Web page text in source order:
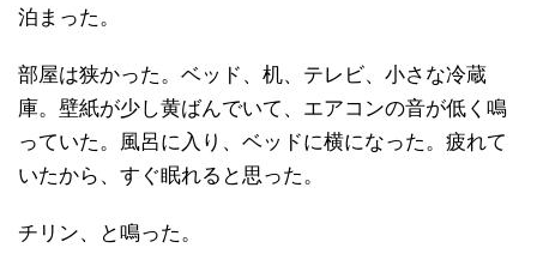
泊まった。
部屋は狭かった。ベッド、机、テレビ、小さな冷蔵
庫。壁紙が少し黄ばんでいて、エアコンの音が低く鳴
っていた。風呂に入り、ベッドに横になった。疲れて
いたから、すぐ眠れると思った。
チリン、と鳴った。